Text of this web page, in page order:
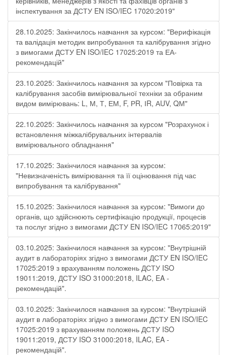
інспектування за ДСТУ EN ISO/IEC 17020:2019"
28.10.2025: Закінчилось навчання за курсом: "Верифікація
та валідація методик випробування та калібрування згідно
з вимогами ДСТУ EN ISO/IEC 17025:2019 та ЕА-
рекомендацій"
23.10.2025: Закінчилось навчання за курсом "Повірка та
калібрування засобів вимірювальної техніки за обраним
видом вимірювань: L, М, Т, ЕМ, F, РR, ІR, АUV, QМ"
22.10.2025: Закінчилось навчання за курсом "Розрахунок і
встановлення міжкалібрувальних інтервалів
вимірювального обладнання"
17.10.2025: Закінчилося навчання за курсом:
"Невизначеність вимірювання та її оцінювання під час
випробування та калібрування"
15.10.2025: Закінчилося навчання за курсом: "Вимоги до
органів, що здійснюють сертифікацію продукції, процесів
та послуг згідно з вимогами ДСТУ EN ISO/IEC 17065:2019"
03.10.2025: Закінчилося навчання за курсом: "Внутрішній
аудит в лабораторіях згідно з вимогами ДСТУ EN ISO/IEC
17025:2019 з врахуванням положень ДСТУ ISO
19011:2019, ДСТУ ISO 31000:2018, ILAC, EA -
рекомендацій".
03.10.2025: Закінчилося навчання за курсом: "Внутрішній
аудит в лабораторіях згідно з вимогами ДСТУ EN ISO/IEC
17025:2019 з врахуванням положень ДСТУ ISO
19011:2019, ДСТУ ISO 31000:2018, ILAC, EA -
рекомендацій".